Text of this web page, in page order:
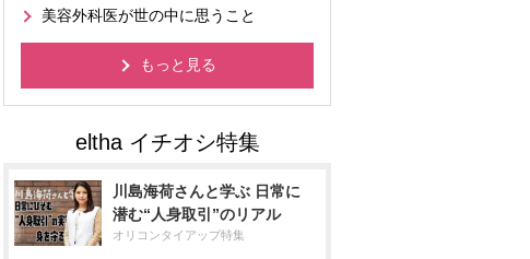
美容外科医が世の中に思うこと
もっと見る
川島海荷さんと学ぶ 日常に
潜む“人身取引”のリアル
オリコンタイアップ特集